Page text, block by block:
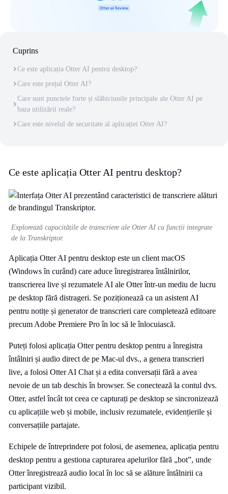
Cuprins
Ce este aplicația Otter AI pentru desktop?
Care este prețul Otter AI?
Care sunt punctele forte și slăbiciunile principale ale Otter AI pe
baza utilizării reale?
Care este nivelul de securitate al aplicației Otter AI?
Ce este aplicația Otter AI pentru desktop?
Explorează capacitățile de transcriere ale Otter AI cu funcții integrate
de la Transkriptor.
Aplicația Otter AI pentru desktop este un client macOS
(Windows în curând) care aduce înregistrarea întâlnirilor,
transcrierea live și rezumatele AI ale Otter într-un mediu de lucru
pe desktop fără distrageri. Se poziționează ca un asistent AI
pentru notițe și generator de transcrieri care completează editoare
precum Adobe Premiere Pro în loc să le înlocuiască.
Puteți folosi aplicația Otter pentru desktop pentru a înregistra
întâlniri și audio direct de pe Mac-ul dvs., a genera transcrieri
live, a folosi Otter AI Chat și a edita conversații fără a avea
nevoie de un tab deschis în browser. Se conectează la contul dvs.
Otter, astfel încât tot ceea ce capturați pe desktop se sincronizează
cu aplicațiile web și mobile, inclusiv rezumatele, evidențierile și
conversațiile partajate.
Echipele de întreprindere pot folosi, de asemenea, aplicația pentru
desktop pentru a gestiona capturarea apelurilor fără „bot”, unde
Otter înregistrează audio local în loc să se alăture întâlnirii ca
participant vizibil.